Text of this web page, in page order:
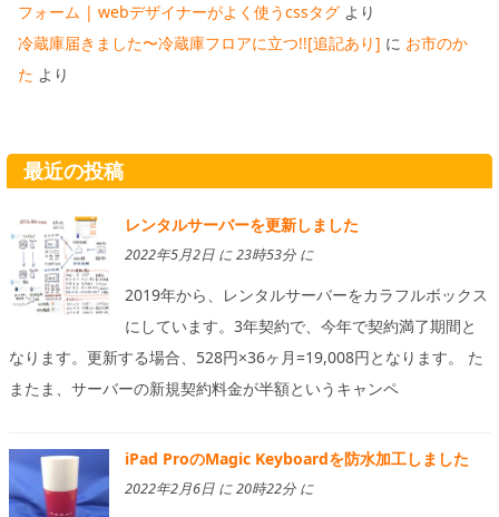
フォーム | webデザイナーがよく使うcssタグ より
冷蔵庫届きました〜冷蔵庫フロアに立つ!![追記あり] に お市のか
た より
最近の投稿
レンタルサーバーを更新しました
2022年5月2日 に 23時53分 に
2019年から、レンタルサーバーをカラフルボックス
にしています。3年契約で、今年で契約満了期間と
なります。更新する場合、528円×36ヶ月=19,008円となります。 た
またま、サーバーの新規契約料金が半額というキャンペ
iPad ProのMagic Keyboardを防水加工しました
2022年2月6日 に 20時22分 に